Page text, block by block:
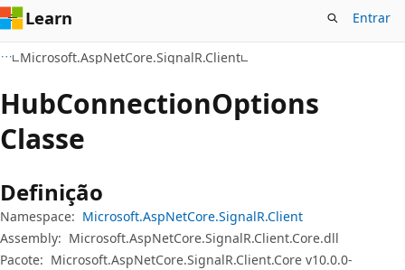
Learn Entrar
Microsoft.AspNetCore.SignalR.Client
HubConnectionOptions
Classe
Definição
Namespace: Microsoft.AspNetCore.SignalR.Client
Assembly: Microsoft.AspNetCore.SignalR.Client.Core.dll
Pacote: Microsoft.AspNetCore.SignalR.Client.Core v10.0.0-